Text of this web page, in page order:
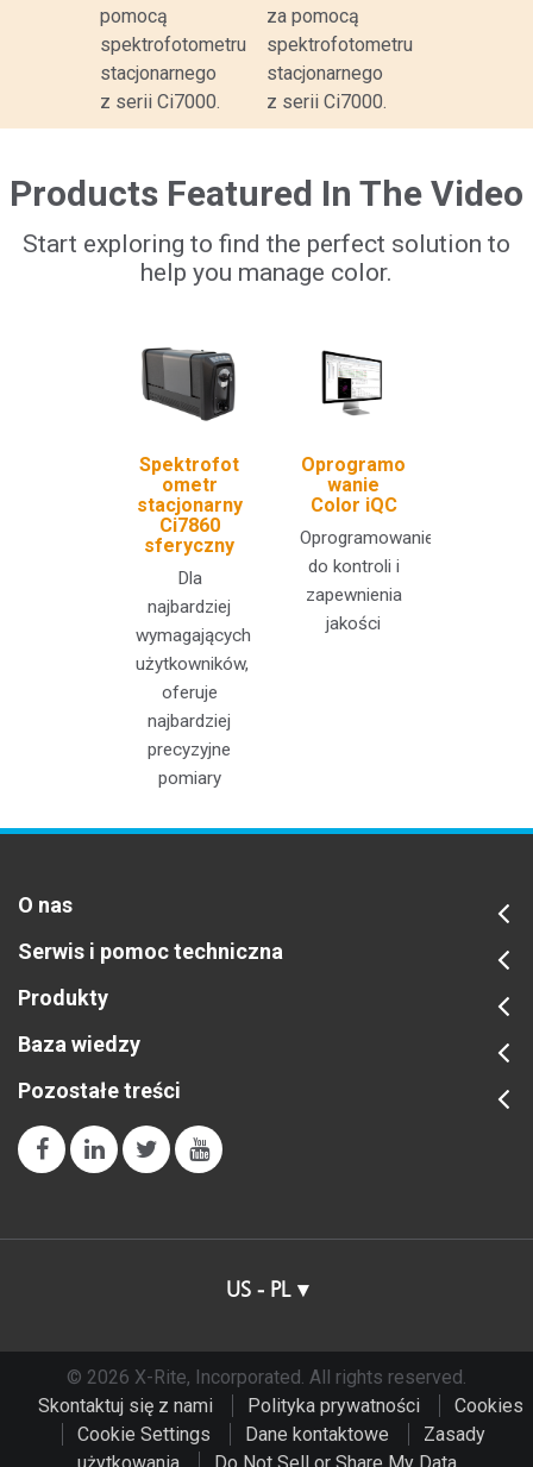
pomocą
spektrofotometru
stacjonarnego
z serii Ci7000.
za pomocą
spektrofotometru
stacjonarnego
z serii Ci7000.
Products Featured In The Video
Start exploring to find the perfect solution to
help you manage color.
Spektrofot
ometr
stacjonarny
Ci7860
sferyczny
Dla
najbardziej
wymagających
użytkowników,
oferuje
najbardziej
precyzyjne
pomiary
Oprogramo
wanie
Color iQC
Oprogramowanie
do kontroli i
zapewnienia
jakości
O nas
Serwis i pomoc techniczna
Produkty
Baza wiedzy
Pozostałe treści
US - PL
© 2026 X-Rite, Incorporated. All rights reserved.
Skontaktuj się z nami
Polityka prywatności
Cookies
Cookie Settings
Dane kontaktowe
Zasady